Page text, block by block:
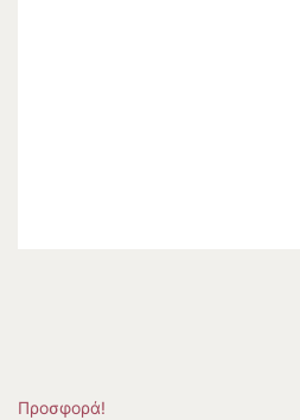
Προσφορά!